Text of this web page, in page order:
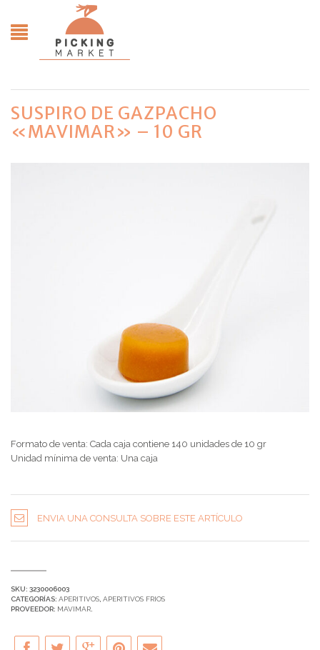
SUSPIRO DE GAZPACHO
«MAVIMAR» – 10 GR
Formato de venta: Cada caja contiene 140 unidades de 10 gr
Unidad mínima de venta: Una caja
ENVIA UNA CONSULTA SOBRE ESTE ARTÍCULO
SKU: 3230006003
CATEGORÍAS: APERITIVOS APERITIVOS FRIOS
PROVEEDOR: MAVIMAR